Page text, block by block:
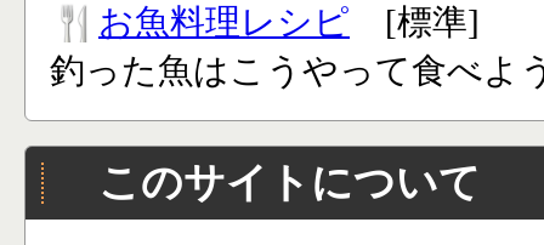
お魚料理レシピ [標準]
釣った魚はこうやって食べよ
このサイトについて